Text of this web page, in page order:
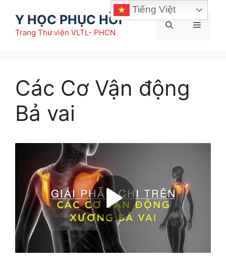
Y HỌC PHỤC HỒI
Trang Thư viện VLTL- PHCN
Menu
Các Cơ Vận động
Bả vai
Tiếng Việt